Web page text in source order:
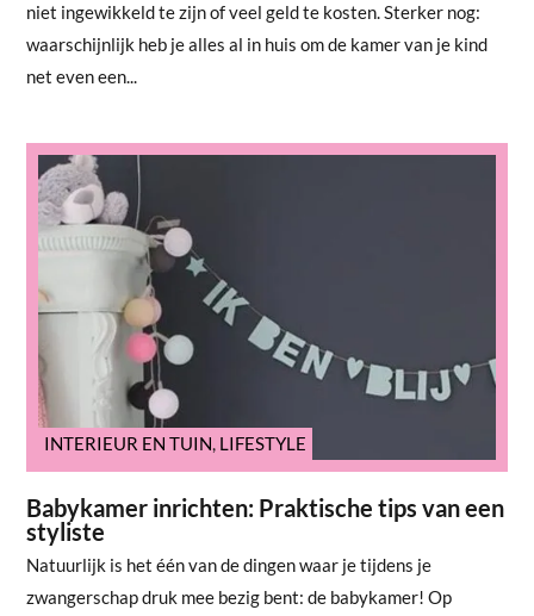
niet ingewikkeld te zijn of veel geld te kosten. Sterker nog:
waarschijnlijk heb je alles al in huis om de kamer van je kind
net even een...
INTERIEUR EN TUIN LIFESTYLE
Babykamer inrichten: Praktische tips van een
styliste
Natuurlijk is het één van de dingen waar je tijdens je
zwangerschap druk mee bezig bent: de babykamer! Op